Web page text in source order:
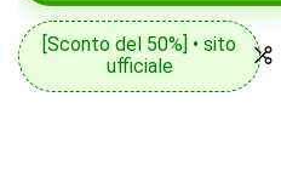
[Sconto del 50%] • sito
ufficiale